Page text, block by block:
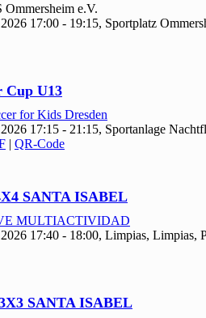
Ommersheim e.V.
17:00 - 19:15, Sportplatz
Cup U13
for Kids Dresden
17:15 - 21:15, Sportanlage
| QR-Code
X4 SANTA ISABEL
MULTIACTIVIDAD
17:40 - 18:00, Limpias, Limpias,
X3 SANTA ISABEL